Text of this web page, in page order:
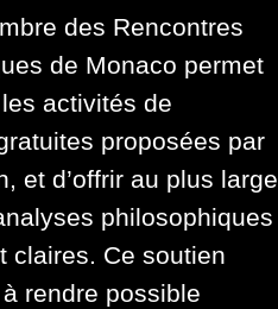
des Rencontres
de Monaco permet
activités de
proposées par
et d’offrir au plus large
philosophiques
claires. Ce soutien
rendre possible